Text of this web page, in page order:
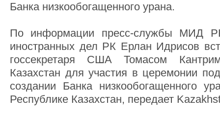
Банка низкообогащенного урана.
По информации пресс-службы МИД
иностранных дел РК Ерлан Идрисов
госсекретаря США Томасом
Казахстан для участия в церемонии
создании Банка низкообогащенного
Республике Казахстан, передает